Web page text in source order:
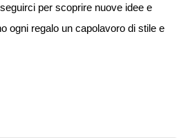
per scoprire nuove idee e
ogni regalo un capolavoro di stile e